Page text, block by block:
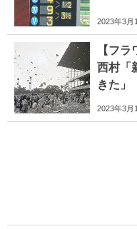
2023年3月
【フ
西村「
きた」
2023年3月